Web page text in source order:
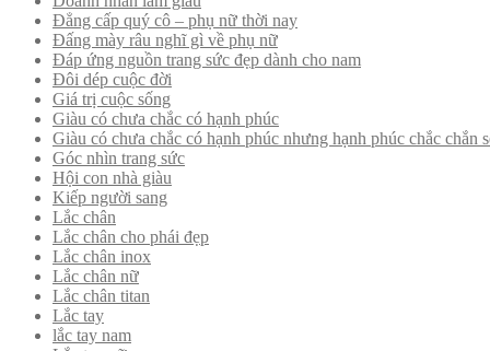
Đẳng cấp quý cô – phụ nữ thời nay
Đấng mày râu nghĩ gì về phụ nữ
Đáp ứng nguồn trang sức đẹp dành cho nam
Đôi dép cuộc đời
Giá trị cuộc sống
Giàu có chưa chắc có hạnh phúc
Giàu có chưa chắc có hạnh phúc nhưng hạnh phúc chắc chắn
Góc nhìn trang sức
Hội con nhà giàu
Kiếp người sang
Lắc chân
Lắc chân cho phái đẹp
Lắc chân inox
Lắc chân nữ
Lắc chân titan
Lắc tay
lắc tay nam